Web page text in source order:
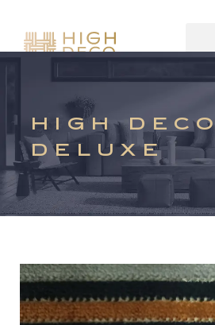
HIGH DECO
DELUXE